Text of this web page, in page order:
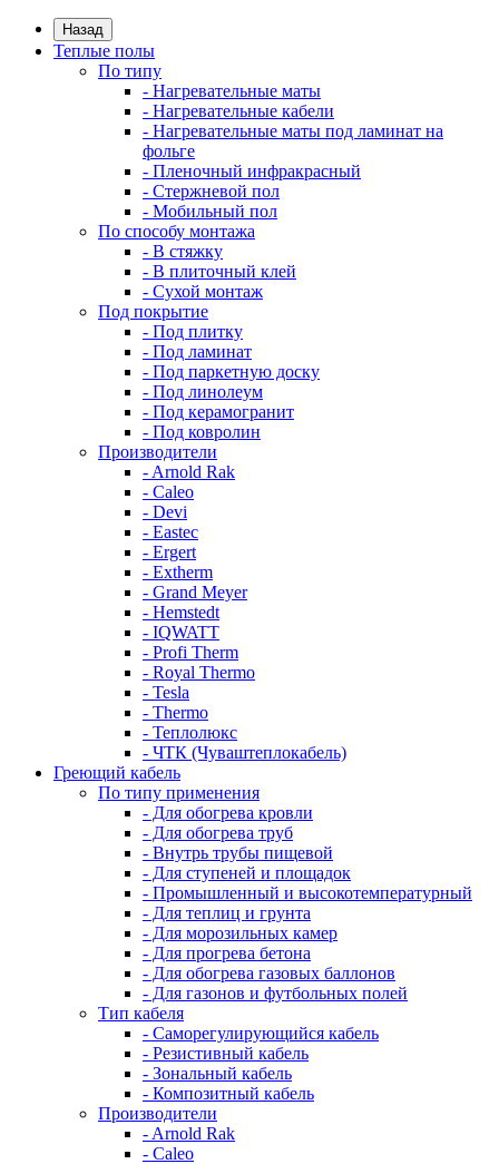
Назад
Теплые полы
По типу
- Нагревательные маты
- Нагревательные кабели
- Нагревательные маты под ламинат на
фольге
- Пленочный инфракрасный
- Стержневой пол
- Мобильный пол
По способу монтажа
- В стяжку
- В плиточный клей
- Сухой монтаж
Под покрытие
- Под плитку
- Под ламинат
- Под паркетную доску
- Под линолеум
- Под керамогранит
- Под ковролин
Производители
- Arnold Rak
- Caleo
- Devi
- Eastec
- Ergert
- Extherm
- Grand Meyer
- Hemstedt
- IQWATT
- Profi Therm
- Royal Thermo
- Tesla
- Thermo
- Теплолюкс
- ЧТК (Чуваштеплокабель)
Греющий кабель
По типу применения
- Для обогрева кровли
- Для обогрева труб
- Внутрь трубы пищевой
- Для ступеней и площадок
- Промышленный и высокотемпературный
- Для теплиц и грунта
- Для морозильных камер
- Для прогрева бетона
- Для обогрева газовых баллонов
- Для газонов и футбольных полей
Тип кабеля
- Саморегулирующийся кабель
- Резистивный кабель
- Зональный кабель
- Композитный кабель
Производители
- Arnold Rak
- Caleo